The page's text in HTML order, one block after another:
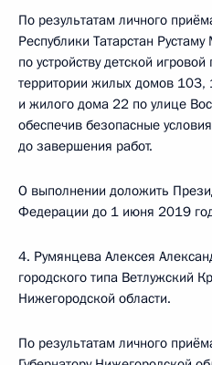
По результатам личного
Республики Татарстан
по устройству детской
территории жилых домов 103,
и жилого дома 22 по улице
обеспечив безопасные
до завершения работ.
О выполнении доложить
Федерации до 1 июня 2019
4. Румянцева Алексея
городского типа Ветлужский
Нижегородской области.
По результатам личного